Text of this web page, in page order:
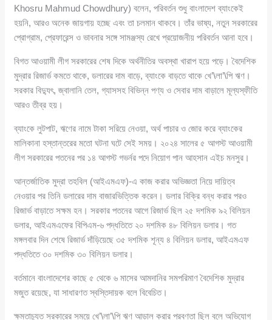
Khosru Mahmud Chowdhury) বলেন, পরিবর্তন শুধু বাংলাদেশ ব্যাংকেই
হয়নি, আরও অনেক জায়গায় হচ্ছে এবং তা চলমান থাকবে। তাঁর ভাষ্য, নতুন সরকারের
প্রোগ্রাম, প্রেফারেন্স ও ভাবনার সঙ্গে সামঞ্জস্য রেখে প্রয়োজনীয় পরিবর্তন আনা হবে।
বিগত আওয়ামী লীগ সরকারের শেষ দিকে অর্থনীতির অবস্থা খারাপ হয়ে পড়ে। বৈদেশিক
মুদ্রার রিজার্ভ কমতে থাকে, ডলারের দাম বাড়ে, ব্যাংকে বাড়তে থাকে খে’\লা’\পি ঋণ।
সরকার বিদ্যুৎ, জ্বালানি তেল, গ্যাসসহ বিভিন্ন পণ্য ও সেবার দাম বাড়ালে মূল্যস্ফীতি
আরও তীব্র হয়।
ব্যাংকে লুটপাট, ঋণের নামে টাকা সরিয়ে নেওয়া, অর্থ পাচার ও জোর করে ব্যাংকের
মালিকানা হস্তান্তরের মতো ঘটনা ঘটে সেই সময়। ২০২৪ সালের ৫ আগস্ট আওয়ামী
লীগ সরকারের পতনের পর ১৪ আগস্ট গভর্নর পদে নিয়োগ পান আহসান এইচ মনসুর।
আন্তর্জাতিক মুদ্রা তহবিল (আইএমএফ)-এ কাজ করার অভিজ্ঞতা নিয়ে দায়িত্ব
নেওয়ার পর তিনি ডলারের দাম বাজারভিত্তিক করেন। ডলার বিক্রি বন্ধ করার পরও
রিজার্ভ বাড়াতে সক্ষম হন। সরকার পতনের আগে রিজার্ভ ছিল ২৫ দশমিক ৯২ বিলিয়ন
ডলার, আইএমএফের বিপিএম-৬ পদ্ধতিতে ২০ দশমিক ৪৮ বিলিয়ন ডলার। গত
মঙ্গলবার দিন শেষে রিজার্ভ দাঁড়িয়েছে ৩৫ দশমিক শূন্য ৪ বিলিয়ন ডলার, আইএমএফ
পদ্ধতিতে ৩০ দশমিক ৩০ বিলিয়ন ডলার।
বর্তমানে বাংলাদেশের কাছে ৫ থেকে ৬ মাসের আমদানির সমপরিমাণ বৈদেশিক মুদ্রার
মজুত রয়েছে, যা সাধারণত স্বস্তিদায়ক বলে বিবেচিত।
ক্ষমতাচ্যুত সরকারের সময়ে খে’\লা’\পি ঋণ আড়াল করার প্রবণতা ছিল বলে অভিযোগ